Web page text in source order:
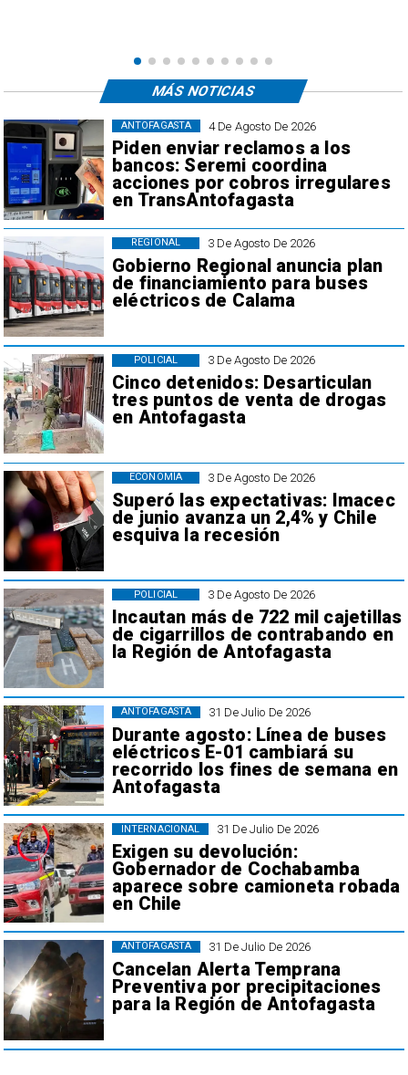
4 De Agosto De 2026
Piden enviar reclamos a los
bancos: Seremi coordina
acciones por cobros irregulares
en TransAntofagasta
ANTOFAGASTA
3 De Agosto De 2026
Gobierno Regional anuncia plan
de financiamiento para buses
eléctricos de Calama
REGIONAL
3 De Agosto De 2026
Cinco detenidos: Desarticulan
tres puntos de venta de drogas
en Antofagasta
POLICIAL
3 De Agosto De 2026
Superó las expectativas: Imacec
de junio avanza un 2,4% y Chile
esquiva la recesión
ECONOMÍA
3 De Agosto De 2026
Incautan más de 722 mil cajetillas
de cigarrillos de contrabando en
la Región de Antofagasta
POLICIAL
31 De Julio De 2026
Durante agosto: Línea de buses
eléctricos E-01 cambiará su
recorrido los fines de semana en
Antofagasta
ANTOFAGASTA
31 De Julio De 2026
Exigen su devolución:
Gobernador de Cochabamba
aparece sobre camioneta robada
en Chile
INTERNACIONAL
31 De Julio De 2026
Cancelan Alerta Temprana
Preventiva por precipitaciones
para la Región de Antofagasta
ANTOFAGASTA
MÁS NOTICIAS